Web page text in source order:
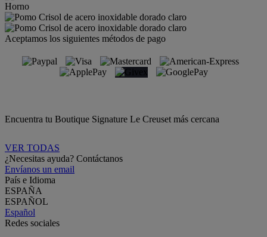
Horno
Aceptamos los siguientes métodos de pago
Encuentra tu Boutique Signature Le Creuset más cercana
VER TODAS
¿Necesitas ayuda? Contáctanos
Envíanos un email
País e Idioma
ESPAÑA
ESPAÑOL
Español
Redes sociales